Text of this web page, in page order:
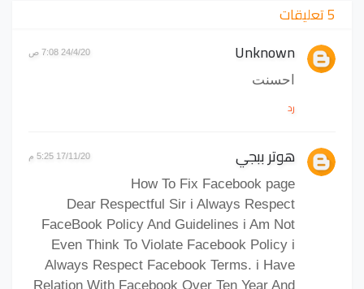
5 تعليقات
Unknown 24/4/20 7:08 ص
احسنت
رد
هوتر ببجي 17/11/20 5:25 م
How To Fix Facebook page
Dear Respectful Sir i Always Respect
FaceBook Policy And Guidelines i Am Not
Even Think To Violate Facebook Policy i
Always Respect Facebook Terms. i Have
Relation With Facebook Over Ten Year And